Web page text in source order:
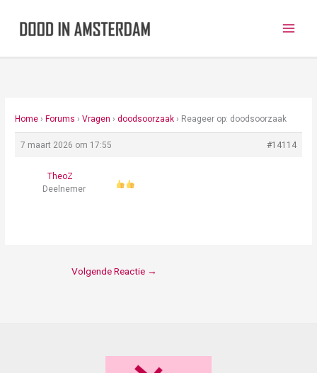
Home › Forums › Vragen › doodsoorzaak › Reageer op: doodsoorzaak
7 maart 2026 om 17:55 #14114
TheoZ
Deelnemer
Volgende Reactie →